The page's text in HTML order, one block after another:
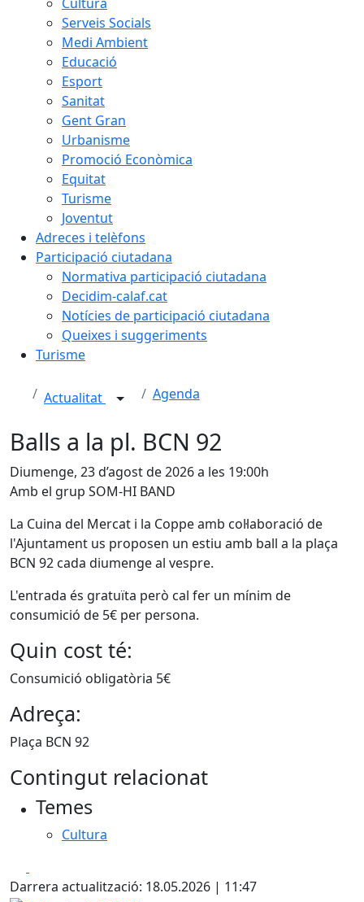
Serveis Socials
Medi Ambient
Educació
Esport
Sanitat
Gent Gran
Urbanisme
Promoció Econòmica
Equitat
Turisme
Joventut
Adreces i telèfons
Participació ciutadana
Normativa participació ciutadana
Decidim-calaf.cat
Notícies de participació ciutadana
Queixes i suggeriments
Turisme
Actualitat Agenda
Balls a la pl. BCN 92
Diumenge, 23 d’agost de 2026 a les 19:00h
Amb el grup SOM-HI BAND
La Cuina del Mercat i la Coppe amb col·laboració de
l'Ajuntament us proposen un estiu amb ball a la plaça
BCN 92 cada diumenge al vespre.
L'entrada és gratuïta però cal fer un mínim de
consumició de 5€ per persona.
Quin cost té:
Consumició obligatòria 5€
Adreça:
Plaça BCN 92
Contingut relacionat
Temes
Cultura
Darrera actualització: 18.05.2026 | 11:47